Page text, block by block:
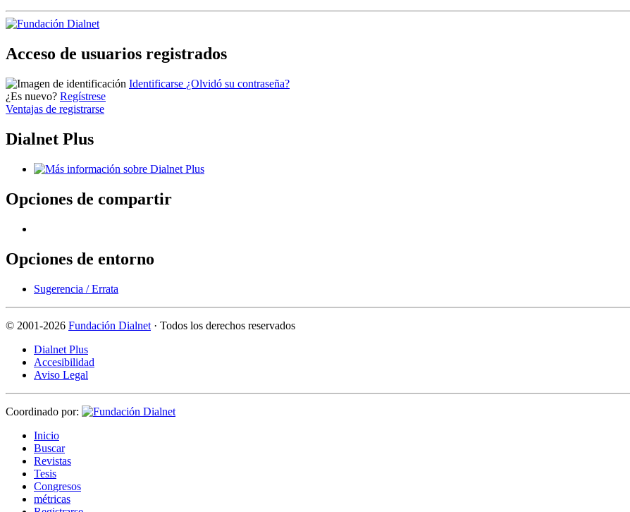
Acceso de usuarios registrados
Identificarse ¿Olvidó su contraseña?
¿Es nuevo? Regístrese
Ventajas de registrarse
Dialnet Plus
Opciones de compartir
Opciones de entorno
Sugerencia / Errata
© 2001-2026 Fundación Dialnet · Todos los derechos reservados
Dialnet Plus
Accesibilidad
Aviso Legal
Coordinado por:
Inicio
Buscar
Revistas
Tesis
Congresos
métricas